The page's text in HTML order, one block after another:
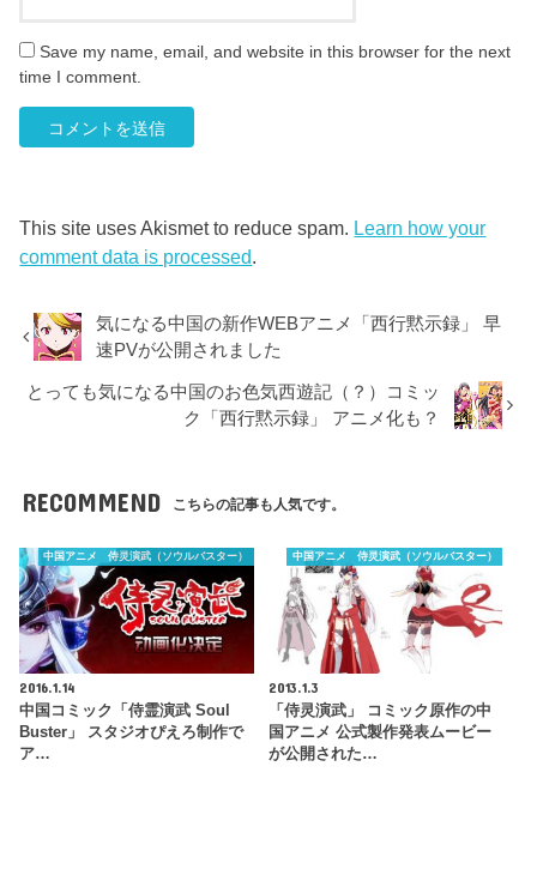
Save my name, email, and website in this browser for the next
time I comment.
This site uses Akismet to reduce spam. Learn how your
comment data is processed.
気になる中国の新作WEBアニメ「西行黙示録」 早
速PVが公開されました
とっても気になる中国のお色気西遊記（？）コミッ
ク「西行黙示録」 アニメ化も？
RECOMMEND こちらの記事も人気です。
中国アニメ 侍灵演武（ソウルバスター）
2016.1.14
中国コミック「侍霊演武 Soul
Buster」 スタジオぴえろ制作で
ア…
中国アニメ 侍灵演武（ソウルバスター）
2013.1.3
「侍灵演武」 コミック原作の中
国アニメ 公式製作発表ムービー
が公開された…